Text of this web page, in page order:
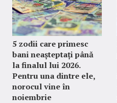
5 zodii care primesc
bani neașteptați până
la finalul lui 2026.
Pentru una dintre ele,
norocul vine în
noiembrie